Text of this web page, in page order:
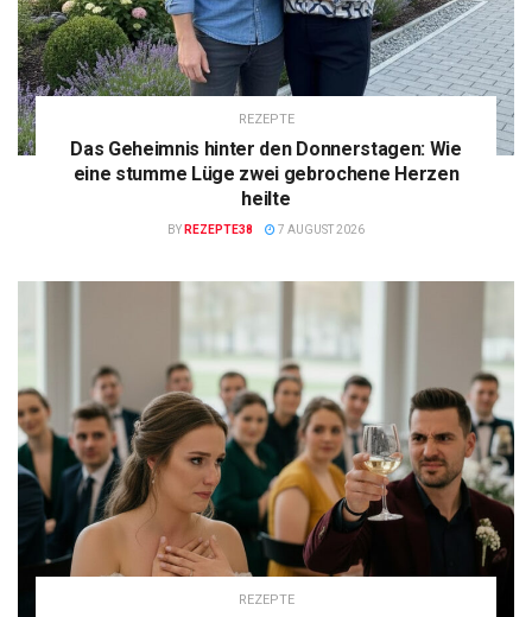
REZEPTE
Das Geheimnis hinter den Donnerstagen: Wie
eine stumme Lüge zwei gebrochene Herzen
heilte
BY REZEPTE38 7 AUGUST 2026
REZEPTE